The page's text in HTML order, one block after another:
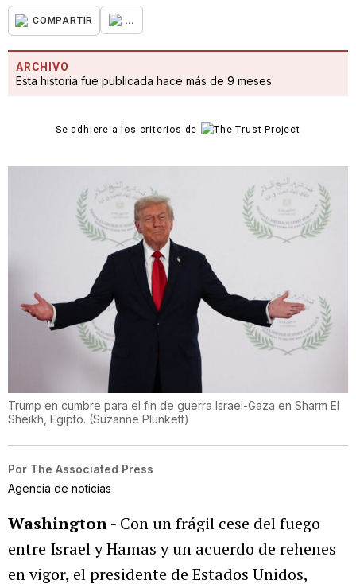
COMPARTIR ...
ARCHIVO
Esta historia fue publicada hace más de 9 meses.
Se adhiere a los criterios de
Trump en cumbre para el fin de guerra Israel-Gaza en Sharm El
Sheikh, Egipto. (Suzanne Plunkett)
Por The Associated Press
Agencia de noticias
Washington- Con un frágil cese del fuego
entre Israel y Hamas y un acuerdo de rehenes
en vigor, el presidente de Estados Unidos,